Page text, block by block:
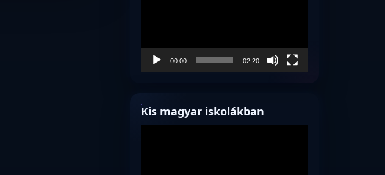
00:00 02:20
Kis magyar iskolákban